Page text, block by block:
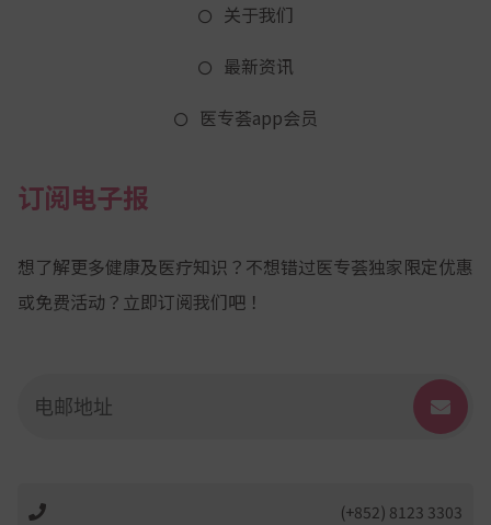
关于我们
最新资讯
医专荟app会员
订阅电子报
想了解更多健康及医疗知识？不想错过医专荟独家限定优惠
或免费活动？立即订阅我们吧！
(+852) 8123 3303